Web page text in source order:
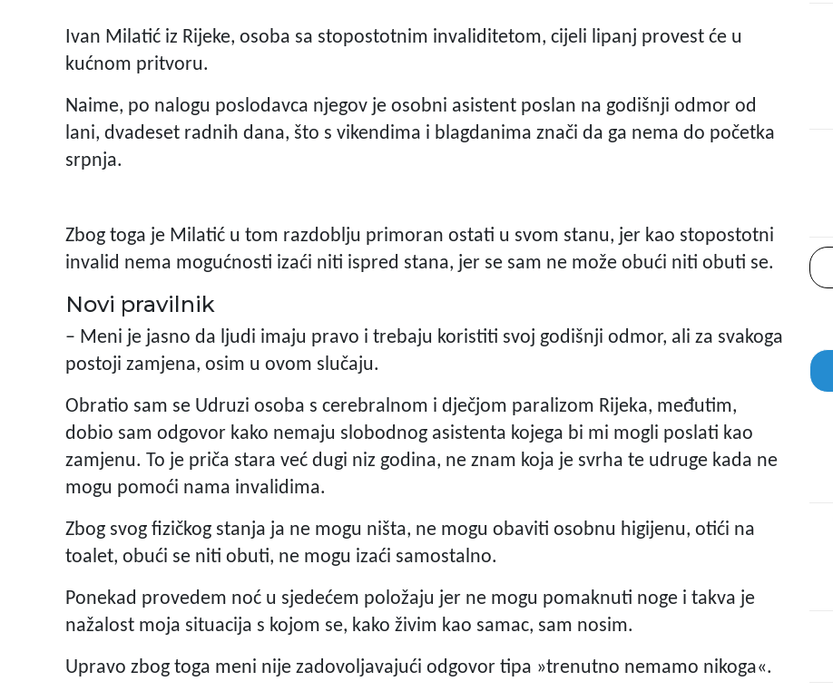
Ivan Milatić iz Rijeke, osoba sa stopostotnim invaliditetom, cijeli lipanj provest će u
kućnom pritvoru.
Naime, po nalogu poslodavca njegov je osobni asistent poslan na godišnji odmor od
lani, dvadeset radnih dana, što s vikendima i blagdanima znači da ga nema do početka
srpnja.
Zbog toga je Milatić u tom razdoblju primoran ostati u svom stanu, jer kao stopostotni
invalid nema mogućnosti izaći niti ispred stana, jer se sam ne može obući niti obuti se.
Novi pravilnik
– Meni je jasno da ljudi imaju pravo i trebaju koristiti svoj godišnji odmor, ali za svakoga
postoji zamjena, osim u ovom slučaju.
Obratio sam se Udruzi osoba s cerebralnom i dječjom paralizom Rijeka, međutim,
dobio sam odgovor kako nemaju slobodnog asistenta kojega bi mi mogli poslati kao
zamjenu. To je priča stara već dugi niz godina, ne znam koja je svrha te udruge kada ne
mogu pomoći nama invalidima.
Zbog svog fizičkog stanja ja ne mogu ništa, ne mogu obaviti osobnu higijenu, otići na
toalet, obući se niti obuti, ne mogu izaći samostalno.
Ponekad provedem noć u sjedećem položaju jer ne mogu pomaknuti noge i takva je
nažalost moja situacija s kojom se, kako živim kao samac, sam nosim.
Upravo zbog toga meni nije zadovoljavajući odgovor tipa »trenutno nemamo nikoga«.